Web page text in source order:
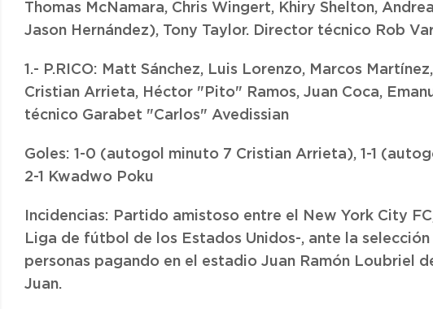
Thomas McNamara, Chris Wingert, Khiry Shelton,
Jason Hernández), Tony Taylor. Director técnico Rob
1.- P.RICO: Matt Sánchez, Luis Lorenzo, Marcos
Cristian Arrieta, Héctor "Pito" Ramos, Juan Coca,
técnico Garabet "Carlos" Avedissian
Goles: 1-0 (autogol minuto 7 Cristian Arrieta), 1-1
2-1 Kwadwo Poku
Incidencias: Partido amistoso entre el New York City
Liga de fútbol de los Estados Unidos-, ante la
personas pagando en el estadio Juan Ramón Loubriel
Juan.